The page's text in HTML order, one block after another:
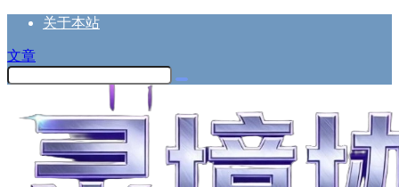
关于本站
文章